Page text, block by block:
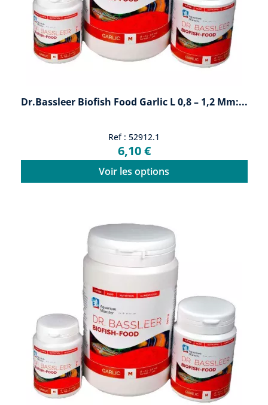
Dr.Bassleer Biofish Food Garlic L 0,8 – 1,2 Mm:...
Ref : 52912.1
6,10 €
Voir les options